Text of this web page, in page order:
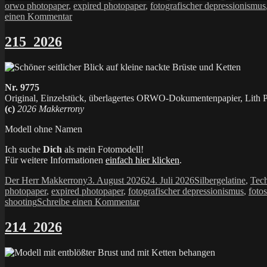
am
orwo photopaper, expired photopaper, fotografischer depressionismus,
einen Kommentarzu
215_2026
Nr. 9775
Original, Einzelstück, überlagertes ORWO-Dokumentenpapier, Lith
(c) 2026 Makkerrony
Modell ohne Namen
Ich suche Dich als mein Fotomodell!
Für weitere Informationen einfach hier klicken.
Autor
Der Herr MakkerronyVeröffentlicht
am
3. August 202624. Juli 2026Kategorien
Silbergelatine,
photopaper, expired photopaper, fotografischer depressionismus,
shootingSchreibe einen Kommentarzu
214_2026